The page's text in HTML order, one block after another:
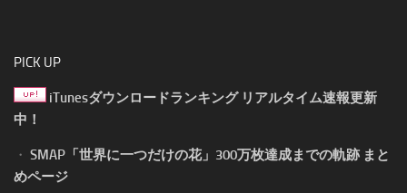
PICK UP
iTunesダウンロードランキング リアルタイム速報更新
中！
・ SMAP「世界に一つだけの花」300万枚達成までの軌跡 まと
めページ